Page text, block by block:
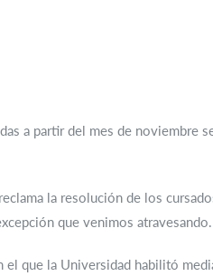
a partir del mes de noviembre
la resolución de los
que venimos atravesando.
que la Universidad habilitó